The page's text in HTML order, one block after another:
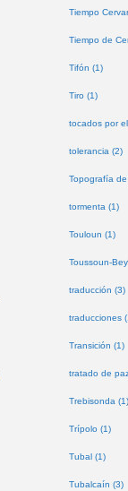
Tiempo
Tiempo de
Tifón (1)
Tiro (1)
tocados por
tolerancia (2)
Topografía
tormenta (1)
Touloun (1)
Toussoun-
traducción (3)
traducciones
Transición (1)
tratado de
Trebisonda (1)
Trípolo (1)
Tubal (1)
Tubalcaín (3)